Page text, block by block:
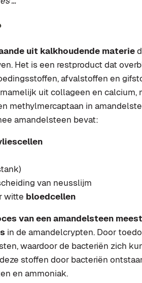
uit kalkhoudende materie
Het is een restproduct dat
afvalstoffen en
uit collageen en calcium,
methylmercaptaan in
amandelsteen bevat:
van neusslijm
witte bloedcellen
van een amandelsteen
in de amandelcrypten. Door
waardoor de bacteriën zich
stoffen door bacteriën
en ammoniak.